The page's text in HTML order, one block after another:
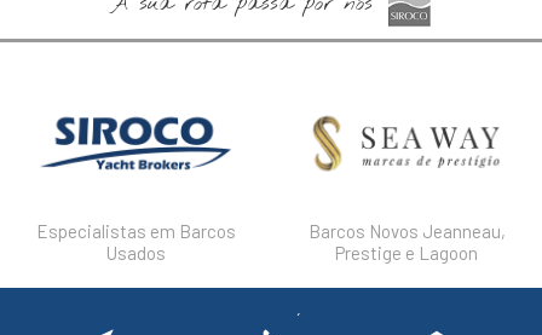
Especialistas em Barcos
Usados
Barcos Novos Jeanneau,
Prestige e Lagoon
POLÍTICA DE PRIVACIDADE